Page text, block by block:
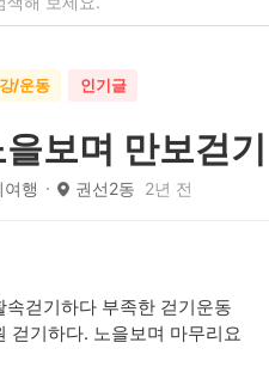
/운동 인기글
을보며 만보걷기
여행 권선2동 2년 전
속걷기하다 부족한 걷기운동
걷기하다. 노을보며 마무리요